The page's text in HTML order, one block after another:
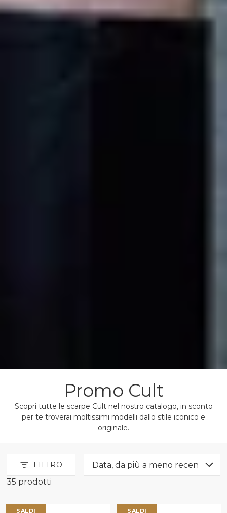
Promo Cult
Scopri tutte le scarpe Cult nel nostro catalogo, in sconto
per te troverai moltissimi modelli dallo stile iconico e
originale.
FILTRO
35 prodotti
Promo CULT
SALDI SALDI